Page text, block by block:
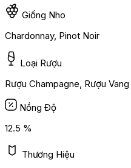
Giống Nho
Chardonnay, Pinot Noir
Loại Rượu
Rượu Champagne, Rượu Vang
Nồng Độ
12.5 %
Thương Hiệu